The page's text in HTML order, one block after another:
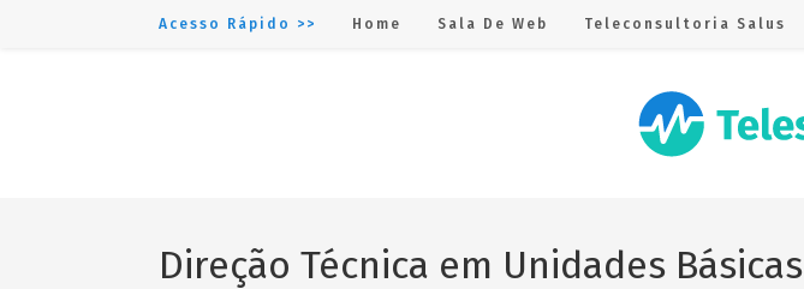
Acesso Rápido >> Home Sala De Web Teleconsultoria Salus
Direção Técnica em Unidades Básicas